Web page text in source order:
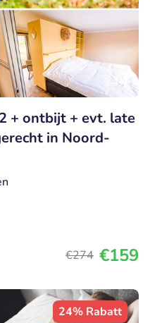
+ ontbijt + evt. late
in Noord-
€274 €159
24% Rabatt